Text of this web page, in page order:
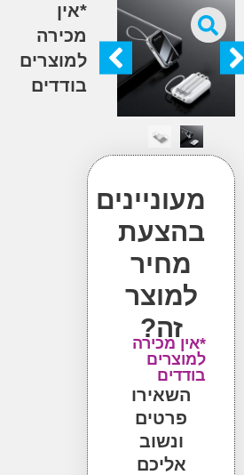
מעוניינים
בהצעת
מחיר
למוצר
*אין מכירה
למוצרים
בודדים
השאירו
פרטים
אליכם
*אין
מכירה
למוצרים
בודדים